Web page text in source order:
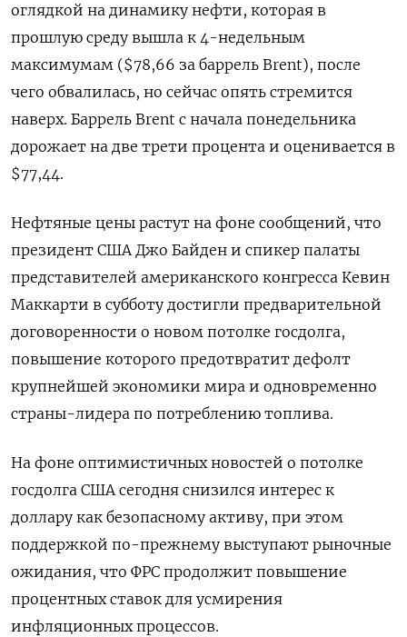
оглядкой на динамику нефти, которая в
прошлую среду вышла к 4-недельным
максимумам ($78,66 за баррель Brent), после
чего обвалилась, но сейчас опять стремится
наверх. Баррель Brent с начала понедельника
дорожает на две трети процента и оценивается в
$77,44.
Нефтяные цены растут на фоне сообщений, что
президент США Джо Байден и спикер палаты
представителей американского конгресса Кевин
Маккарти в субботу достигли предварительной
договоренности о новом потолке госдолга,
повышение которого предотвратит дефолт
крупнейшей экономики мира и одновременно
страны-лидера по потреблению топлива.
На фоне оптимистичных новостей о потолке
госдолга США сегодня снизился интерес к
доллару как безопасному активу, при этом
поддержкой по-прежнему выступают рыночные
ожидания, что ФРС продолжит повышение
процентных ставок для усмирения
инфляционных процессов.